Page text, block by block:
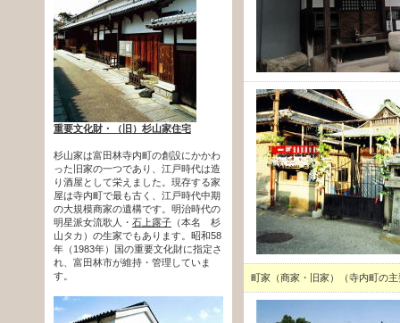
町家（商家・旧家）（寺内町の
重要文化財・（旧）杉山家住宅
杉山家は富田林寺内町の創設にかかわ
った旧家の一つであり、江戸時代は造
り酒屋として栄えました。現存する家
屋は寺内町で最も古く、江戸時代中期
の大規模商家の遺構です。明治時代の
明星派女流歌人・ 石上露子 （本名 杉
山タカ）の生家でもあります。昭和58
年（1983年）国の重要文化財に指定さ
れ、富田林市が維持・管理していま
す。